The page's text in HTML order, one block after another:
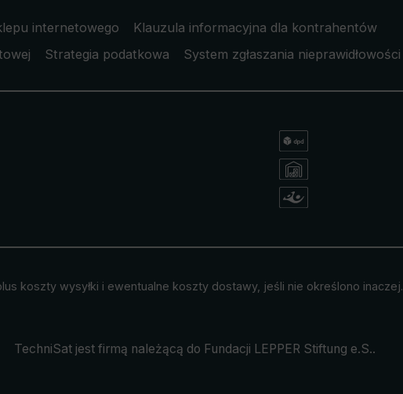
internetowego
Klauzula informacyjna dla kontrahentów
Strategia podatkowa System zgłaszania nieprawidłowości
koszty wysyłki i ewentualne koszty dostawy, jeśli nie określono inaczej.
TechniSat jest firmą należącą do Fundacji LEPPER Stiftung e.S..